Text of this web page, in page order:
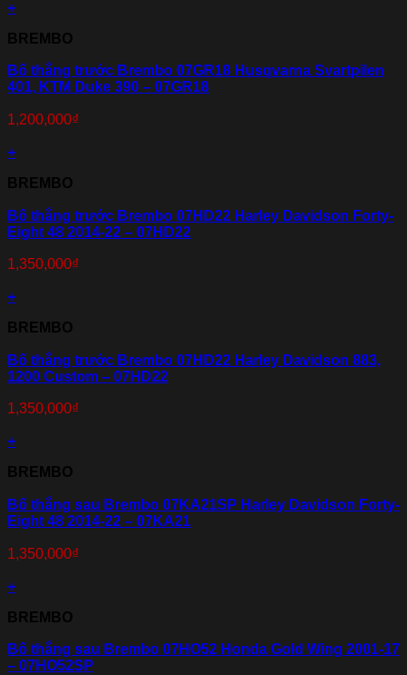
+
BREMBO
Bố thắng trước Brembo 07GR18 Husqvarna Svartpilen
401, KTM Duke 390 – 07GR18
1,200,000₫
+
BREMBO
Bố thắng trước Brembo 07HD22 Harley Davidson Forty-
Eight 48 2014-22 – 07HD22
1,350,000₫
+
BREMBO
Bố thắng trước Brembo 07HD22 Harley Davidson 883,
1200 Custom – 07HD22
1,350,000₫
+
BREMBO
Bố thắng sau Brembo 07KA21SP Harley Davidson Forty-
Eight 48 2014-22 – 07KA21
1,350,000₫
+
BREMBO
Bố thắng sau Brembo 07HO52 Honda Gold Wing 2001-17
– 07HO52SP